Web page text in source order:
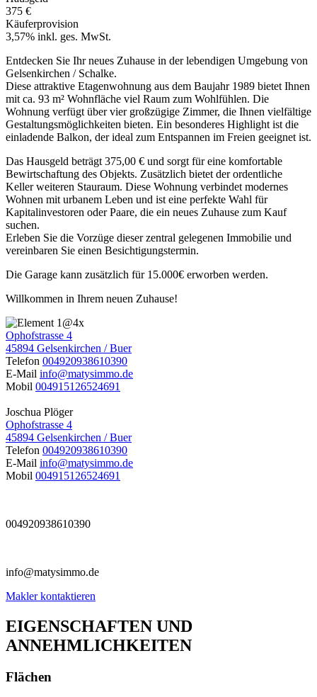
375 €
Käuferprovision
3,57% inkl. ges. MwSt.
Entdecken Sie Ihr neues Zuhause in der lebendigen Umgebung von
Gelsenkirchen / Schalke.
Diese attraktive Etagenwohnung aus dem Baujahr 1989 bietet Ihnen
mit ca. 93 m² Wohnfläche viel Raum zum Wohlfühlen. Die
Wohnung verfügt über vier großzügige Zimmer, die Ihnen vielfältige
Gestaltungsmöglichkeiten bieten. Ein besonderes Highlight ist die
einladende Balkon, der ideal zum Entspannen im Freien geeignet ist.
Das Hausgeld beträgt 375,00 € und sorgt für eine komfortable
Bewirtschaftung des Objekts. Zusätzlich bietet der ordentliche
Keller weiteren Stauraum. Diese Wohnung verbindet modernes
Wohnen mit urbanem Leben und ist eine perfekte Wahl für
Kapitalinvestoren oder Paare, die ein neues Zuhause zum Kauf
suchen.
Erleben Sie die Vorzüge dieser zentral gelegenen Immobilie und
vereinbaren Sie einen Besichtigungstermin.
Die Garage kann zusätzlich für 15.000€ erworben werden.
Willkommen in Ihrem neuen Zuhause!
Ophofstrasse 4
45894 Gelsenkirchen / Buer
Telefon 004920938610390
E-Mail info@matysimmo.de
Mobil 004915126524691
Joschua Plöger
Ophofstrasse 4
45894 Gelsenkirchen / Buer
Telefon 004920938610390
E-Mail info@matysimmo.de
Mobil 004915126524691
004920938610390
info@matysimmo.de
Makler kontaktieren
EIGENSCHAFTEN UND
ANNEHMLICHKEITEN
Flächen